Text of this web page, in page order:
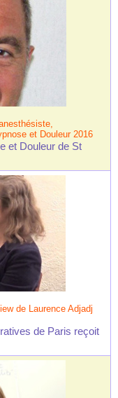
et Douleur 2016
et Douleur de St
de Laurence Adjadj
de Paris reçoit